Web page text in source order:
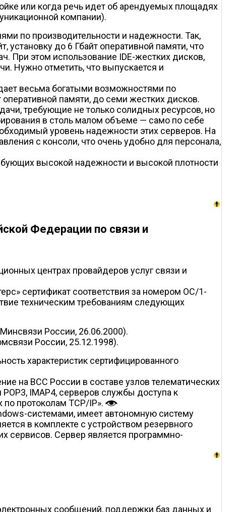
или когда речь идет об арендуемых площадях
компании).
по производительности и надежности. Так,
до 6 Гбайт оперативной памяти, что
При этом использование IDE-жестких дисков,
Нужно отметить, что выпускается и
весьма богатыми возможностями по
памяти, до семи жестких дисков.
требующие не только солидных ресурсов, но
в столь малом объеме — само по себе
уровень надежности этих серверов. На
с консоли, что очень удобно для персонала,
высокой надежности и высокой плотности
Федерации по связи и
центрах провайдеров услуг связи и
сертификат соответствия за номером ОС/1-
техническим требованиям следующих
России, 26.06.2000).
России, 25.12.1998).
характеристик сертифицированного
на ВСС России в составе узлов телематических
IMAP4, серверов службы доступа к
протоколам TCP/IP».
системами, имеет автономную систему
в комплекте с устройством резервного
сервисов. Сервер является программно-
сообщений, поддержки баз данных и